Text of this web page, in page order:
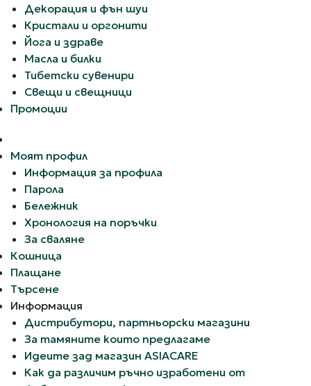
Декорация и фън шуи
Кристали и оргонити
Йога и здраве
Масла и билки
Тибетски сувенири
Свещи и свещници
Промоции
Моят профил
Информация за профила
Парола
Бележник
Хронология на поръчки
За сваляне
Кошница
Плащане
Търсене
Информация
Дистрибутори, партньорски магазини
За тамяните които предлагаме
Идеите зад магазин ASIACARE
Как да различим ръчно изработени от